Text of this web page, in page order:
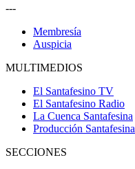
---
Membresía
Auspicia
MULTIMEDIOS
El Santafesino TV
El Santafesino Radio
La Cuenca Santafesina
Producción Santafesina
SECCIONES